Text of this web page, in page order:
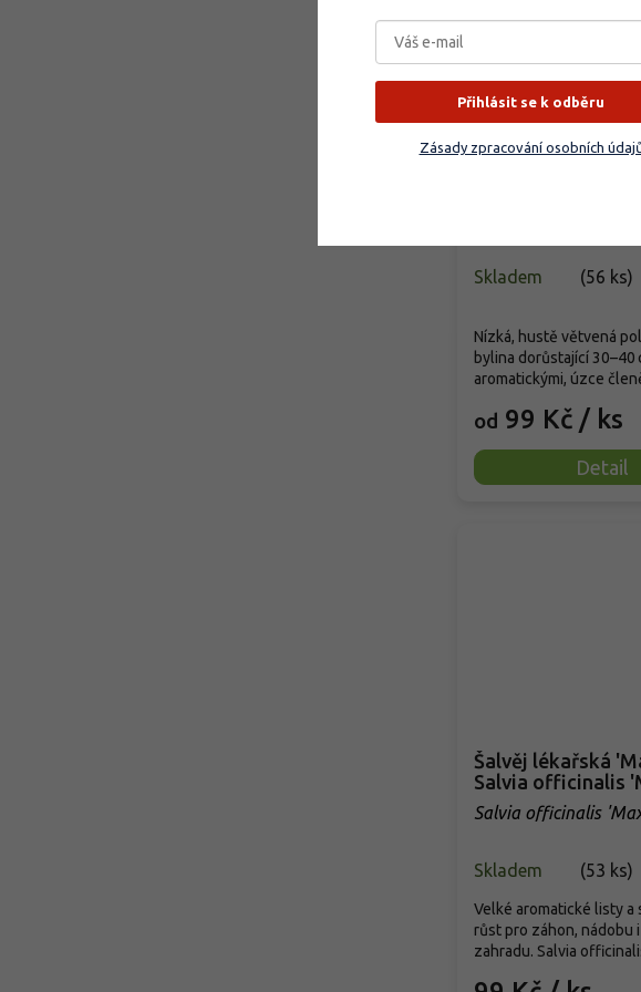
Skladem (56 ks)
od 99 Kč / ks
Detail
Nízká, hustě větvená
bylina dorůstající 30–40
aromatickými, úzce
Šalvěj lékařská
Salvia officinalis
Salvia officinalis
Skladem (53 ks)
Velké aromatické listy a
růst pro záhon, nádobu
zahradu. Salvia
Přihlásit se k odběru
Zásady zpracování osobních